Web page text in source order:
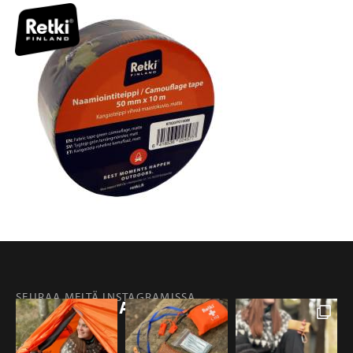
SEURAA MEITÄ INSTAGRAMISSA
@RETKIFINLAND